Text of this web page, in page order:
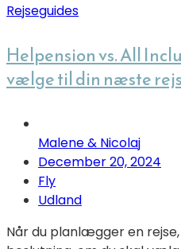
Rejseguides
Helpension vs. All
vælge til din næste
Malene & Nicolaj
December 20, 2024
Fly
Udland
Når du planlægger en